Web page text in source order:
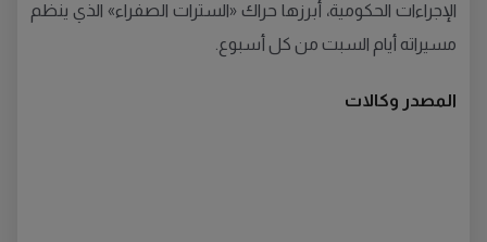
الإجراءات الحكومية، أبرزها حراك «السترات الصفراء» الذي ينظم
مسيراته أيام السبت من كل أسبوع.
المصدر وكالات